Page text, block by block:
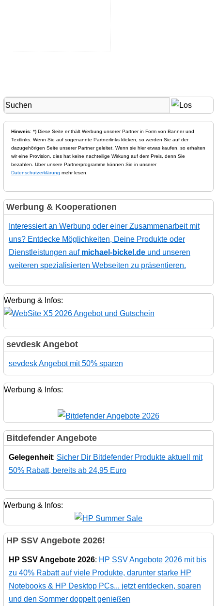
Hinweis: *) Diese Seite enthält Werbung unserer Partner in Form von Banner und
Textlinks. Wenn Sie auf sogenannte Partnerlinks klicken, so werden Sie auf der
dazugehörigen Seite unserer Partner geleitet. Wenn sie hier etwas kaufen, so erhalten
wir eine Provision, dies hat keine nachteilige Wirkung auf dem Preis, denn Sie
bezahlen. Über unsere Partnerprogramme können Sie in unserer
Datenschutzerklärung mehr lesen.
Werbung & Kooperationen
Interessiert an Werbung oder einer Zusammenarbeit mit
uns? Entdecke Möglichkeiten, Deine Produkte oder
Dienstleistungen auf michael-bickel.deund unseren
weiteren spezialisierten Webseiten zu präsentieren.
Werbung & Infos:
sevdesk Angebot
sevdesk Angebot mit 50% sparen
Werbung & Infos:
Bitdefender Angebote
Gelegenheit: Sicher Dir Bitdefender Produkte aktuell mit
50% Rabatt, bereits ab 24,95 Euro
Werbung & Infos:
HP SSV Angebote 2026!
HP SSV Angebote 2026: HP SSV Angebote 2026 mit bis
zu 40% Rabatt auf viele Produkte, darunter starke HP
Notebooks & HP Desktop PCs... jetzt entdecken, sparen
und den Sommer doppelt genießen